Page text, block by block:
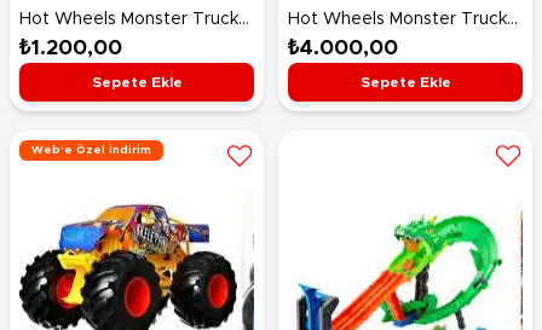
Hot Wheels Monster Trucks
Taşınabilir Oyun Seti HXT04
₺1.200,00
Sepete Ekle
Hot Wheels Monster Trucks
Power Smashers Oyun Seti
HXT05
₺4.000,00
Sepete Ekle
Web'e Özel İndirim